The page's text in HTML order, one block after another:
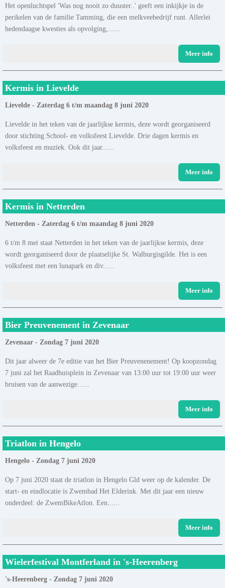
Het openluchtspel 'Was nog nooit zo duuster..' geeft een inkijkje in de
perikelen van de familie Tamming, die een melkveebedrijf runt. Allerlei
hedendaagse kwesties als opvolging,......
Meer info
Kermis in Lievelde
Lievelde - Zaterdag 6 t/m maandag 8 juni 2020
Lievelde in het teken van de jaarlijkse kermis, deze wordt georganiseerd
door stichting School- en volksfeest Lievelde. Drie dagen kermis en
volksfeest en muziek. Ook dit jaar......
Meer info
Kermis in Netterden
Netterden - Zaterdag 6 t/m maandag 8 juni 2020
6 t/m 8 mei staat Netterden in het teken van de jaarlijkse kermis, deze
wordt georganiseerd door de plaatselijke St. Walburgisgilde. Het is een
volksfeest met een lunapark en div......
Meer info
Bier Preuvenement in Zevenaar
Zevenaar - Zondag 7 juni 2020
Dit jaar alweer de 7e editie van het Bier Preuvenenement! Op koopzondag
7 juni zal het Raadhuisplein in Zevenaar van 13:00 uur tot 19:00 uur weer
bruisen van de aanwezige......
Meer info
Triatlon in Hengelo
Hengelo - Zondag 7 juni 2020
Op 7 juni 2020 staat de triatlon in Hengelo Gld weer op de kalender. De
start- en eindlocatie is Zwembad Het Elderink. Met dit jaar een nieuw
onderdeel: de ZwemBikeAtlon. Een......
Meer info
Wielerfestival Montferland in 's-Heerenberg
's-Heerenberg - Zondag 7 juni 2020